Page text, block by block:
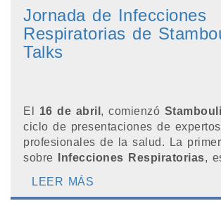
Jornada de Infecciones
Respiratorias de
Talks
El 16 de abril , comienzó
ciclo de presentaciones de
profesionales de la salud. La
sobre
Infecciones Respiratorias,
LEER MÁS